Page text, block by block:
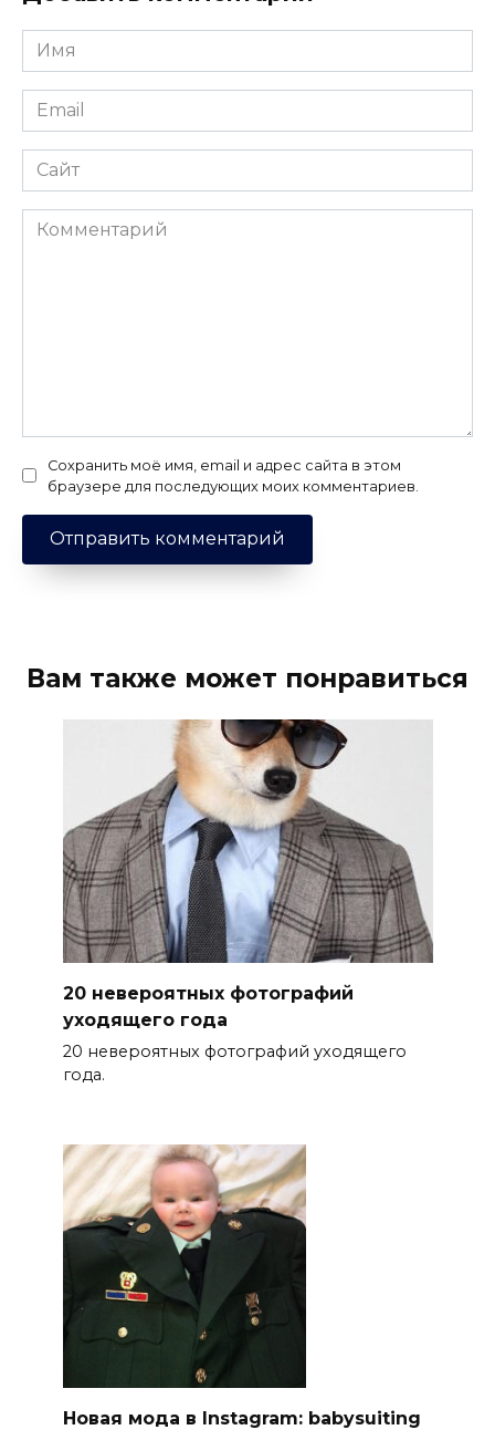
Имя
*
Email
*
Сайт
Комментарий
Сохранить моё имя, email и адрес сайта в этом
браузере для последующих моих комментариев.
Вам также может понравиться
20 невероятных фотографий
уходящего года
20 невероятных фотографий уходящего
года.
Новая мода в Instagram: babysuiting